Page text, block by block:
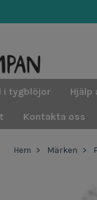
i tygblöjor
Kontakta oss
Hem Märken